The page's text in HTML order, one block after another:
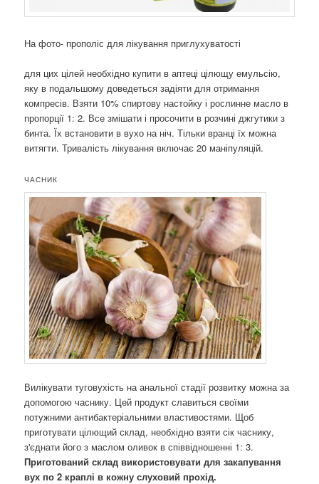
На фото- прополіс для лікування приглухуватості
для цих цілей необхідно купити в аптеці цілющу емульсію,
яку в подальшому доведеться задіяти для отримання
компресів. Взяти 10% спиртову настойку і рослинне масло в
пропорції 1: 2. Все змішати і просочити в розчині джгутики з
бинта. Їх встановити в вухо на ніч. Тільки вранці їх можна
витягти. Тривалість лікування включає 20 маніпуляцій.
ЧАСНИК
Вилікувати туговухість на анальної стадії розвитку можна за
допомогою часнику. Цей продукт славиться своїми
потужними антибактеріальними властивостями. Щоб
приготувати цілющий склад, необхідно взяти сік часнику,
з'єднати його з маслом оливок в співвідношенні 1: 3.
Приготований склад використовувати для закапування
вух по 2 краплі в кожну слуховий прохід.